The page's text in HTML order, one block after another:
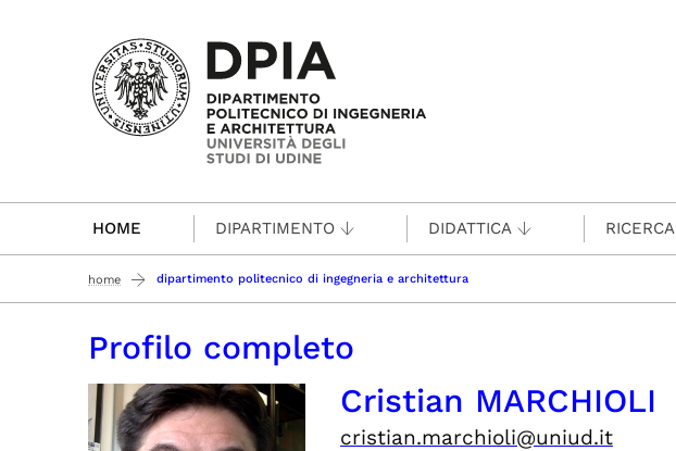
Passa al contenuto principale
HOME DIPARTIMENTO DIDATTICA RICERCA
home dipartimento politecnico di ingegneria e architettura
Profilo completo
Cristian MARCHIOLI
cristian.marchioli@uniud.it